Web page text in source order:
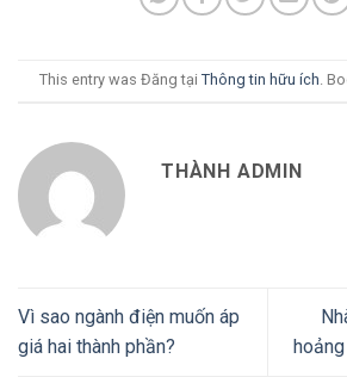
This entry was Đăng tại Thông tin hữu ích.
THÀNH ADMIN
Vì sao ngành điện muốn áp
giá hai thành phần?